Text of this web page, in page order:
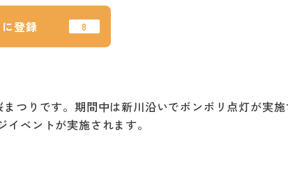
登録
つりです。期間中は新川沿いでボンボリ点灯が実
ベントが実施されます。